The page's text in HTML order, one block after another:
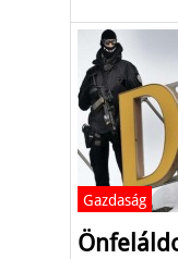
Gazdaság